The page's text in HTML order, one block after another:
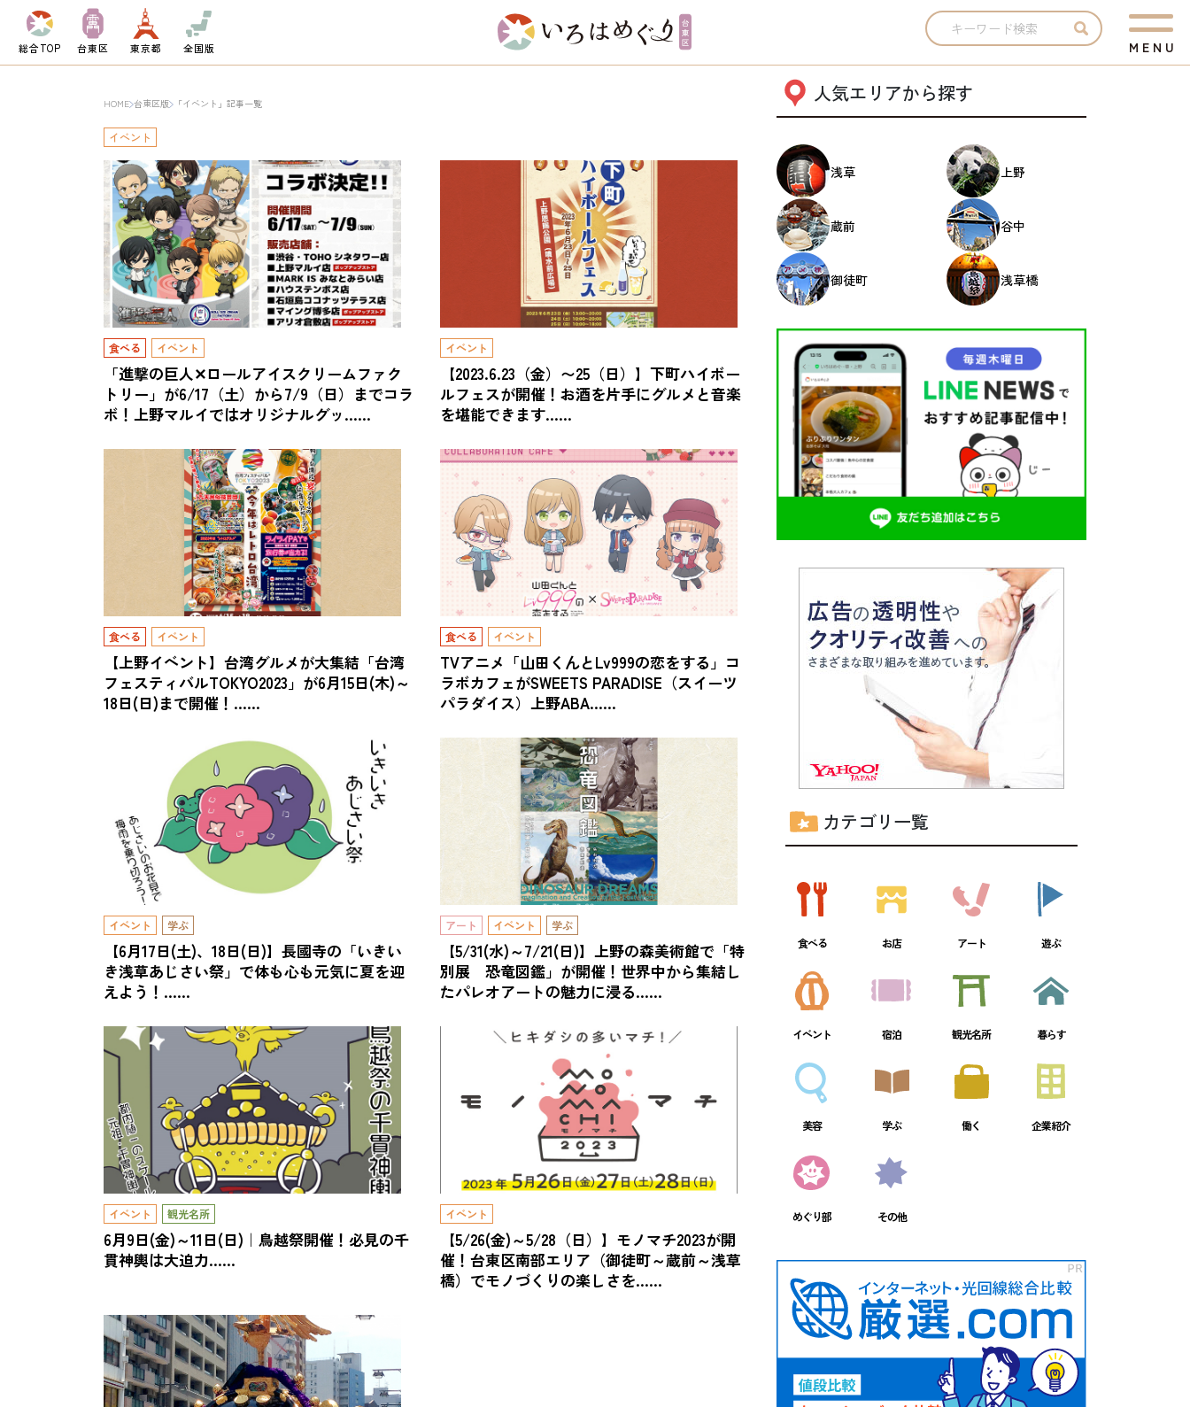
総合TOP 台東区 東京都 全国版 M E N U
HOME 台東区版 「イベント」記事一覧
イベント
食べる イベント
「進撃の巨人✕ロールアイスクリームファク
トリー」が6/17（土）から7/9（日）までコラ
ボ！上野マルイではオリジナルグッ……
イベント
【2023.6.23（金）〜25（日）】下町ハイボー
ルフェスが開催！お酒を片手にグルメと音楽
を堪能できます……
食べる イベント
【上野イベント】台湾グルメが大集結「台湾
フェスティバルTOKYO2023」が6月15日(木)～
18日(日)まで開催！……
食べる イベント
TVアニメ「山田くんとLv999の恋をする」コ
ラボカフェがSWEETS PARADISE（スイーツ
パラダイス）上野ABA……
イベント 学ぶ
【6月17日(土)、18日(日)】長國寺の「いきい
き浅草あじさい祭」で体も心も元気に夏を迎
えよう！……
アート イベント 学ぶ
【5/31(水)～7/21(日)】上野の森美術館で「特
別展 恐竜図鑑」が開催！世界中から集結し
たパレオアートの魅力に浸る……
イベント 観光名所
6月9日(金)～11日(日)｜鳥越祭開催！必見の千
貫神輿は大迫力……
イベント
【5/26(金)～5/28（日）】モノマチ2023が開
催！台東区南部エリア（御徒町～蔵前～浅草
橋）でモノづくりの楽しさを……
人気エリアから探す
浅草 上野
蔵前 谷中
御徒町 浅草橋
カテゴリ一覧
食べる お店 アート 遊ぶ
イベント 宿泊 観光名所 暮らす
美容 学ぶ 働く 企業紹介
めぐり部 その他